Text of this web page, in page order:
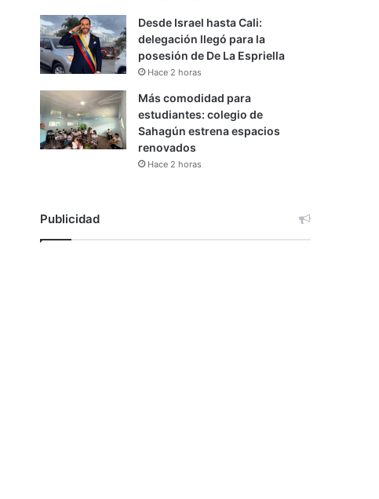
Desde Israel hasta Cali:
delegación llegó para la
posesión de De La Espriella
Hace 2 horas
Más comodidad para
estudiantes: colegio de
Sahagún estrena espacios
renovados
Hace 2 horas
Publicidad